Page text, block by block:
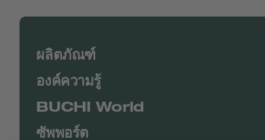
ผลิตภัณฑ์
องค์ความรู้
BUCHI World
ซัพพอร์ต